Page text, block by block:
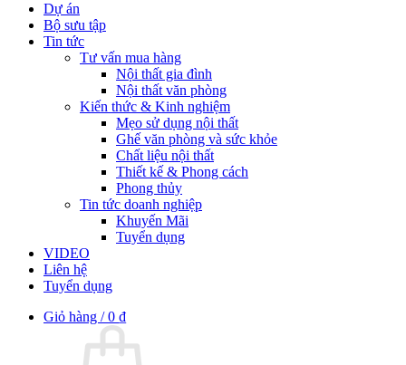
Dự án
Bộ sưu tập
Tin tức
Tư vấn mua hàng
Nội thất gia đình
Nội thất văn phòng
Kiến thức & Kinh nghiệm
Mẹo sử dụng nội thất
Ghế văn phòng và sức khỏe
Chất liệu nội thất
Thiết kế & Phong cách
Phong thủy
Tin tức doanh nghiệp
Khuyến Mãi
Tuyển dụng
VIDEO
Liên hệ
Tuyển dụng
Giỏ hàng /0 ₫